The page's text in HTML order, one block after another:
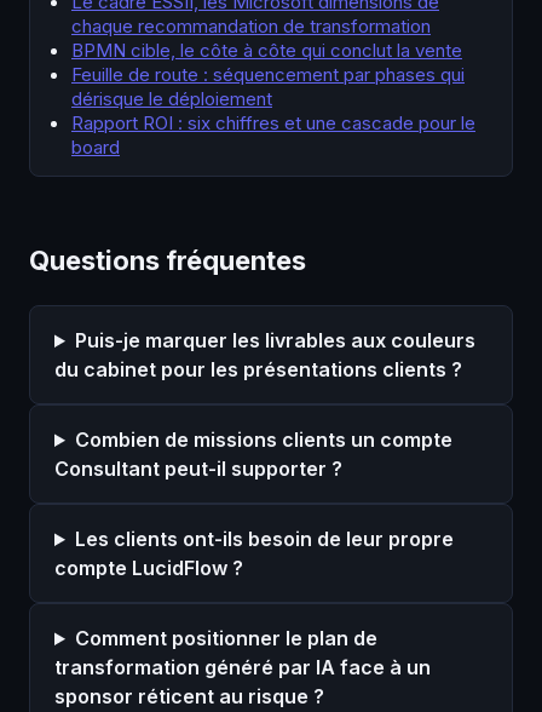
chaque recommandation de transformation
BPMN cible, le côte à côte qui conclut la vente
Feuille de route : séquencement par phases qui
dérisque le déploiement
Rapport ROI : six chiffres et une cascade pour le
board
Questions fréquentes
Puis-je marquer les livrables aux couleurs
du cabinet pour les présentations clients ?
Combien de missions clients un compte
Consultant peut-il supporter ?
Les clients ont-ils besoin de leur propre
compte LucidFlow ?
Comment positionner le plan de
transformation généré par IA face à un
sponsor réticent au risque ?